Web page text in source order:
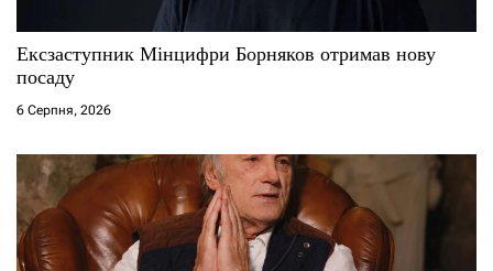
Ексзаступник Мінцифри Борняков отримав нову
посаду
6 Серпня, 2026